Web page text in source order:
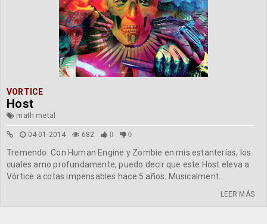
VORTICE
Host
math metal
04-01-2014 682 0 0
Tremendo. Con Human Engine y Zombie en mis estanterías, los
cuales amo profundamente, puedo decir que este Host eleva a
Vórtice a cotas impensables hace 5 años. Musicalment...
LEER MÁS